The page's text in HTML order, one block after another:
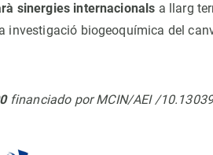
sinergies internacionals a llarg
investigació biogeoquímica del
financiado por MCIN/AEI /